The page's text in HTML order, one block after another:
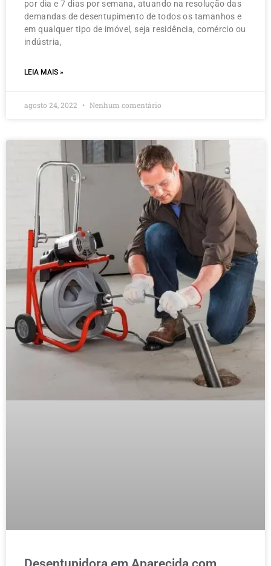
por dia e 7 dias por semana, atuando na resolução das
demandas de desentupimento de todos os tamanhos e
em qualquer tipo de imóvel, seja residência, comércio ou
indústria,
LEIA MAIS »
agosto 24, 2022 Nenhum comentário